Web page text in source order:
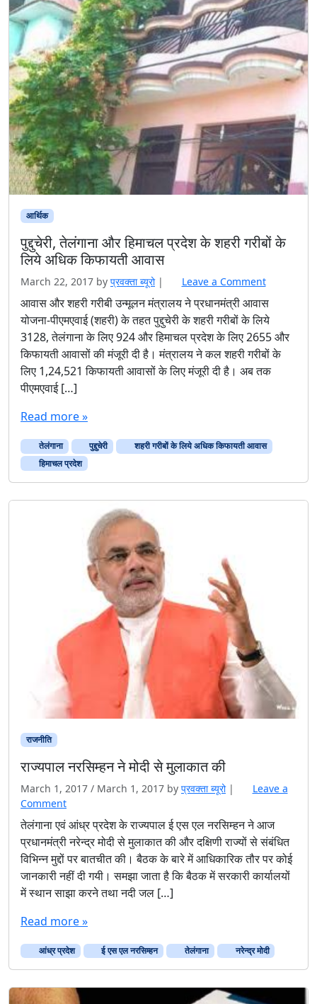
आर्थिक
पुद्दुचेरी, तेलंगाना और हिमाचल प्रदेश के शहरी गरीबों के
लिये अधिक किफायती आवास
March 22, 2017 by प्रवक्‍ता ब्यूरो | Leave a Comment
आवास और शहरी गरीबी उन्‍मूलन मंत्रालय ने प्रधानमंत्री आवास
योजना-पीएमएवाई (शहरी) के तहत पुद्दुचेरी के शहरी गरीबों के लिये
3128, तेलंगाना के लिए 924 और हिमाचल प्रदेश के लिए 2655 और
किफायती आवासों की मंजूरी दी है। मंत्रालय ने कल शहरी गरीबों के
लिए 1,24,521 किफायती आवासों के लिए मंजूरी दी है। अब तक
पीएमएवाई […]
Read more »
तेलंगाना पुद्दुचेरी
शहरी गरीबों के लिये अधिक किफायती आवास
हिमाचल प्रदेश
राजनीति
राज्यपाल नरसिम्हन ने मोदी से मुलाकात की
March 1, 2017 / March 1, 2017 by प्रवक्‍ता ब्यूरो |
Leave a
Comment
तेलंगाना एवं आंध्र प्रदेश के राज्यपाल ई एस एल नरसिम्हन ने आज
प्रधानमंत्री नरेन्द्र मोदी से मुलाकात की और दक्षिणी राज्यों से संबंधित
विभिन्न मुद्दों पर बातचीत की। बैठक के बारे में आधिकारिक तौर पर कोई
जानकारी नहीं दी गयी। समझा जाता है कि बैठक में सरकारी कार्यालयों
में स्थान साझा करने तथा नदी जल […]
Read more »
आंध्र प्रदेश ई एस एल नरसिम्हन तेलंगाना नरेन्द्र मोदी